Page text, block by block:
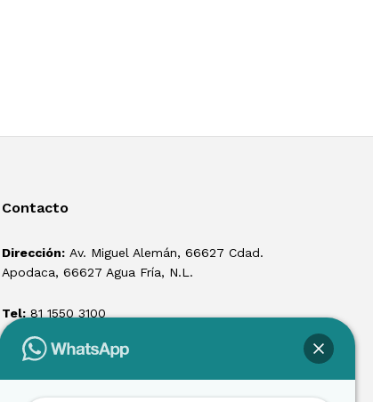
Contacto
Dirección: Av. Miguel Alemán, 66627 Cdad.
Apodaca, 66627 Agua Fría, N.L.
Tel: 81 1550 3100
ventas@losmontacargas.mx